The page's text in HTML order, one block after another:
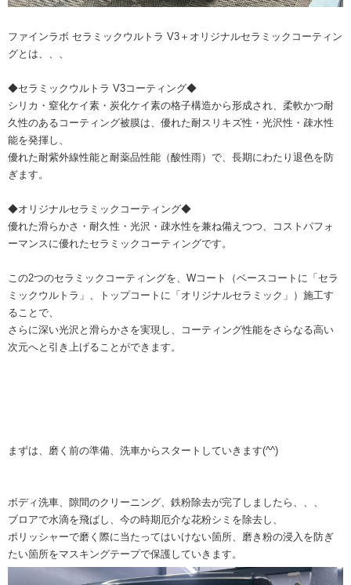
ファインラボ セラミックウルトラ V3＋オリジナルセラミックコーティン
グとは、、、
◆セラミックウルトラ V3コーティング◆
シリカ・窒化ケイ素・炭化ケイ素の格子構造から形成され、柔軟かつ耐
久性のあるコーティング被膜は、優れた耐スリキズ性・光沢性・疎水性
能を発揮し、
優れた耐紫外線性能と耐薬品性能（酸性雨）で、長期にわたり退色を防
ぎます。
◆オリジナルセラミックコーティング◆
優れた滑らかさ・耐久性・光沢・疎水性を兼ね備えつつ、コストパフォ
ーマンスに優れたセラミックコーティングです。
この2つのセラミックコーティングを、Wコート（ベースコートに「セラ
ミックウルトラ」、トップコートに「オリジナルセラミック」）施工す
ることで、
さらに深い光沢と滑らかさを実現し、コーティング性能をさらなる高い
次元へと引き上げることができます。
まずは、磨く前の準備、洗車からスタートしていきます(^^)
ボディ洗車、隙間のクリーニング、鉄粉除去が完了しましたら、、、
ブロアで水滴を飛ばし、今の時期厄介な花粉シミを除去し、
ポリッシャーで磨く際に当たってはいけない箇所、磨き粉の浸入を防ぎ
たい箇所をマスキングテープで保護していきます。